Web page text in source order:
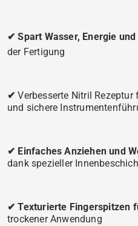
✔ Spart Wasser, Energie und
der Fertigung
✔ Verbesserte Nitril
und sichere
✔ Einfaches Anziehen und
dank spezieller
✔ Texturierte Fingerspitzen
trockener Anwendung